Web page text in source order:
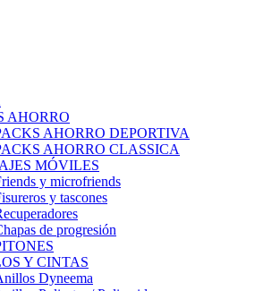
AHORRO
AHORRO DEPORTIVA
AHORRO CLASSICA
MÓVILES
y microfriends
y tascones
de progresión
Y CINTAS
Dyneema